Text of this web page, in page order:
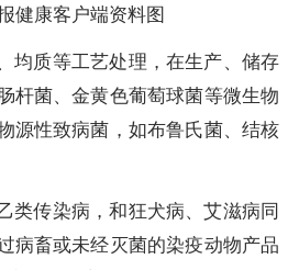
健康客户端资料图
均质等工艺处理，在生产、储存
杆菌、金黄色葡萄球菌等微生物
源性致病菌，如布鲁氏菌、结核
类传染病，和狂犬病、艾滋病同
病畜或未经灭菌的染疫动物产品